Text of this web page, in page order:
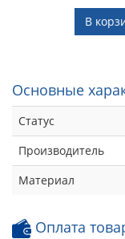
В
Основные
Статус
Производитель
Материал
Оплата